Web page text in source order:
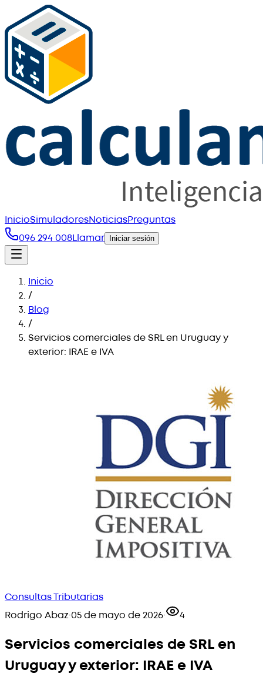
InicioSimuladoresNoticiasPreguntas
096 294 008Llamar Iniciar sesión
Inicio
/
Blog
/
Servicios comerciales de SRL en Uruguay y
exterior: IRAE e IVA
Consultas Tributarias
Rodrigo Abaz·05 de mayo de 2026· 4
Servicios comerciales de SRL en
Uruguay y exterior: IRAE e IVA